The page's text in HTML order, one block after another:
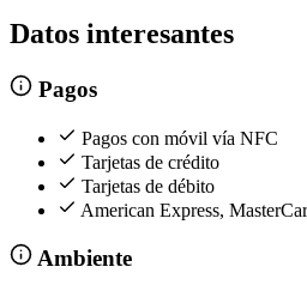
Datos interesantes
Pagos
Pagos con móvil vía NFC
Tarjetas de crédito
Tarjetas de débito
American Express,
Ambiente